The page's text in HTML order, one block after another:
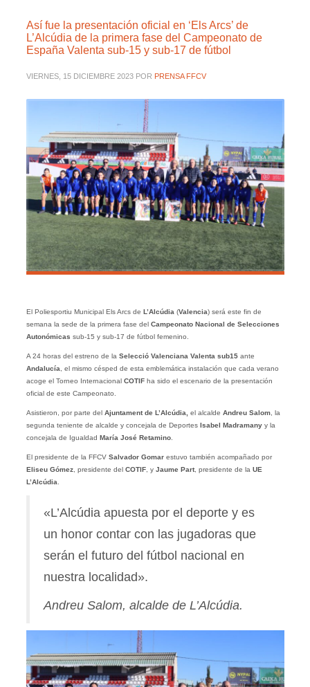
Así fue la presentación oficial en ‘Els Arcs’ de
L’Alcúdia de la primera fase del Campeonato de
España Valenta sub-15 y sub-17 de fútbol
VIERNES, 15 DICIEMBRE 2023 POR PRENSA FFCV
El Poliesportiu Municipal Els Arcs de L’Alcúdia (Valencia) será este fin de
semana la sede de la primera fase del Campeonato Nacional de Selecciones
Autonómicas sub-15 y sub-17 de fútbol femenino.
A 24 horas del estreno de la Selecció Valenciana Valenta sub15ante
Andalucía , el mismo césped de esta emblemática instalación que cada verano
acoge el Torneo Internacional COTIFha sido el escenario de la presentación
oficial de este Campeonato.
Asistieron, por parte del Ajuntament de L’Alcúdia, el alcalde Andreu Salom, la
segunda teniente de alcalde y concejala de DeportesIsabel Madramanyy la
concejala de Igualdad María José Retamino.
El presidente de la FFCV Salvador Gomarestuvo también acompañado por
Eliseu Gómez, presidente del COTIF, y Jaume Part, presidente de la UE
L’Alcúdia
«L’Alcúdia apuesta por el deporte y es
un honor contar con las jugadoras que
serán el futuro del fútbol nacional en
nuestra localidad».
Andreu Salom, alcalde de L’Alcúdia.